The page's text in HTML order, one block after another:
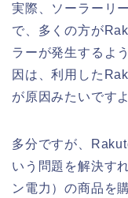
実際、ソーラーリ
で、多くの方が
ラーが発生するよ
因は、利用した
が原因みたいですよ
多分ですが、
いう問題を解決す
ン電力）の商品を